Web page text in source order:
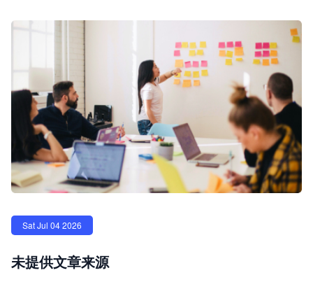
Sat Jul 04 2026
未提供文章来源